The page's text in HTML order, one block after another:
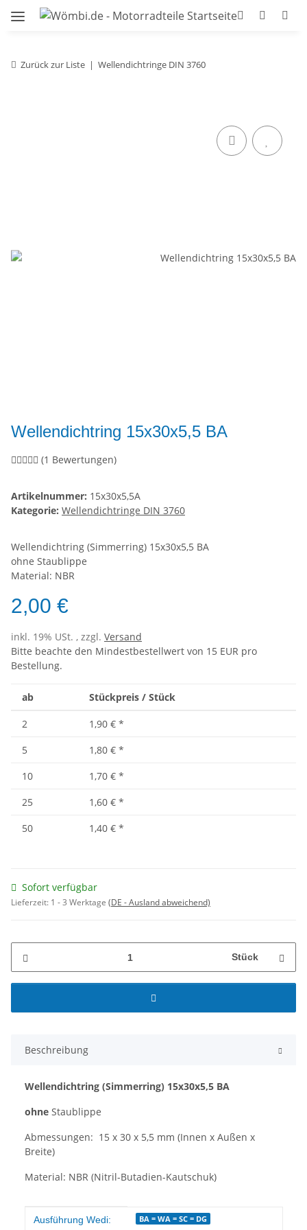
Zurück zur Liste Wellendichtringe DIN 3760
Wellendichtring 15x30x5,5 BA
(1 Bewertungen)
Artikelnummer: 15x30x5,5A
Kategorie: Wellendichtringe DIN 3760
Wellendichtring (Simmerring) 15x30x5,5 BA
ohne Staublippe
Material: NBR
2,00 €
inkl. 19% USt. , zzgl. Versand
Bitte beachte den Mindestbestellwert von 15 EUR pro
Bestellung.
ab Stückpreis / Stück
2 1,90 € *
5
1,80 € *
10
1,70 € *
25
1,60 € *
50
1,40 € *
Sofort verfügbar
Lieferzeit: 1 - 3 Werktage (DE - Ausland abweichend)
Stück
Beschreibung
Wellendichtring (Simmerring) 15x30x5,5 BA
ohne Staublippe
Abmessungen: 15 x 30 x 5,5 mm (Innen x Außen x
Breite)
Material: NBR (Nitril-Butadien-Kautschuk)
Produkteigenschaft
Wert
Ausführung Wedi: BA = WA = SC = DG